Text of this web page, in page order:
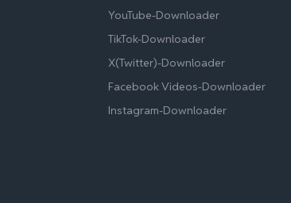
YouTube-Downloader
TikTok-Downloader
X(Twitter)-Downloader
Facebook Videos-Downloader
Instagram-Downloader